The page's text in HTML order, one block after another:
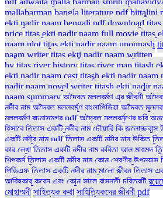
pdf adwaita malla barman smriti
mallabarman bangla literature pdf bittalini
ekti nadir naam bengali pdf download
price titas ekti nadir naam full movie titas
naam plot titas ekti nadir naam uponnash
naam writer titas ekti nadir naam written
by titas river history titas river map titash
ekti nadir naam cast titash ekti nadir naam
nadir naam novel writer titash ekti nadir
naam summary অদ্বৈত মল্লবর্মণ এর জীবনী
নদীর নাম অদ্বৈত মল্লবর্মণ বাংলাপিডিয়া অদ্বৈত
মল্লবর্মণ রচনাসমগ্র pdf অদ্বৈত মল্লবর্মণের ছবি
হিসাবে তিতাস একটি নদীর নাম চৌয়ারি কি জলোচ্ছ্বাস
একটি নদীর নাম pdf তিতাস একটি নদীর নাম উক্তি
কার লেখা তিতাস একটি নদীর নাম কবিতা আল মাহমুদ
শিল্পকর্ম তিতাস একটি নদীর নাম কোন শ্রেণীর উপন্যাস
পিডিএফ তিতাস একটি নদীর নাম মালো জীবন তিতাস
আবিষ্কার করেন এবং কোন সালে বাসন্তী চরিত্রটি
মোহাম্মদী সাহিত্যক কথা সাহিত্যিকদের জীবনী pdf